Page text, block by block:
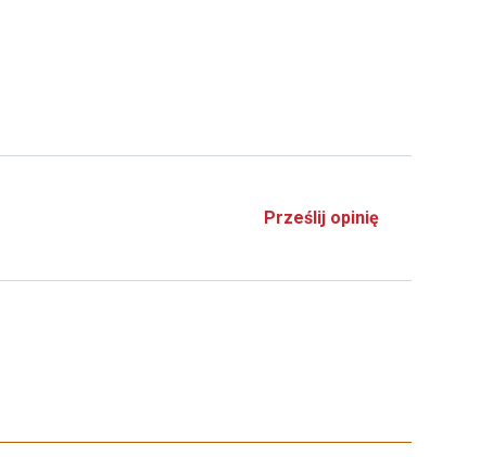
Prześlij opinię